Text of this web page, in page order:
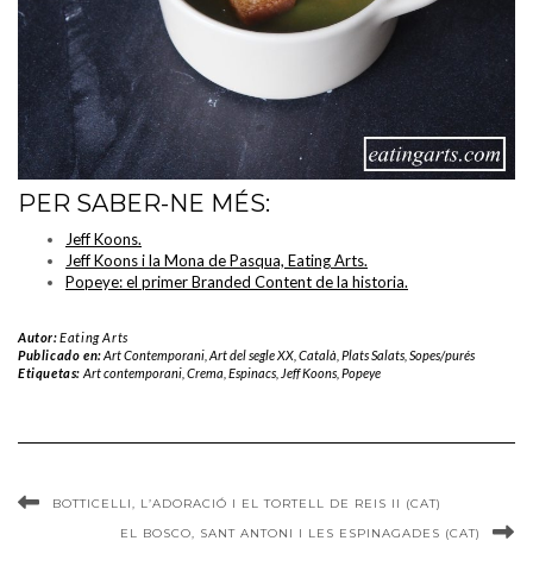
PER SABER-NE MÉS:
Jeff Koons.
Jeff Koons i la Mona de Pasqua, Eating Arts.
Popeye: el primer Branded Content de la historia.
Autor:Eating Arts
Publicado en:Art Contemporani ,Art del segle XX ,Català ,Plats Salats ,Sopes/purés
Etiquetas: Art contemporani, Crema Espinacs, Jeff Koons, Popeye
BOTTICELLI, L’ADORACIÓ I EL TORTELL DE REIS II (CAT)
EL BOSCO, SANT ANTONI I LES ESPINAGADES (CAT)